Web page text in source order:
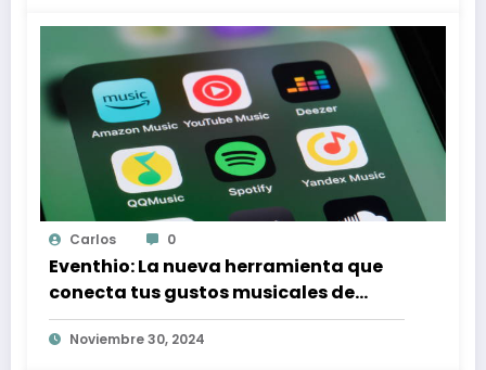
Carlos 0
Eventhio: La nueva herramienta que
conecta tus gustos musicales de
Spotify con conciertos en tu zona
Noviembre 30, 2024